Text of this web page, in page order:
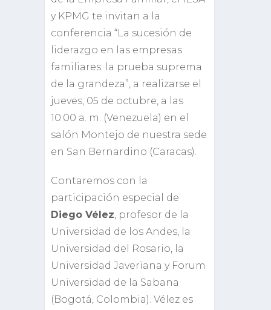
y KPMG te invitan a la
conferencia “La sucesión de
liderazgo en las empresas
familiares: la prueba suprema
de la grandeza”, a realizarse el
jueves, 05 de octubre, a las
10:00 a. m. (Venezuela) en el
salón Montejo de nuestra sede
en San Bernardino (Caracas).
Contaremos con la
participación especial de
Diego Vélez, profesor de la
Universidad de los Andes, la
Universidad del Rosario, la
Universidad Javeriana y Forum
Universidad de la Sabana
(Bogotá, Colombia). Vélez es